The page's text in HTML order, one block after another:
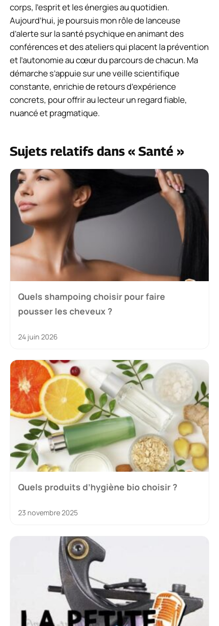
corps, l’esprit et les énergies au quotidien.
Aujourd’hui, je poursuis mon rôle de lanceuse
d’alerte sur la santé psychique en animant des
conférences et des ateliers qui placent la prévention
et l’autonomie au cœur du parcours de chacun. Ma
démarche s’appuie sur une veille scientifique
constante, enrichie de retours d’expérience
concrets, pour offrir au lecteur un regard fiable,
nuancé et pragmatique.
Sujets relatifs dans « Santé »
Quels shampoing choisir pour faire
pousser les cheveux ?
24 juin 2026
Quels produits d’hygiène bio choisir ?
23 novembre 2025